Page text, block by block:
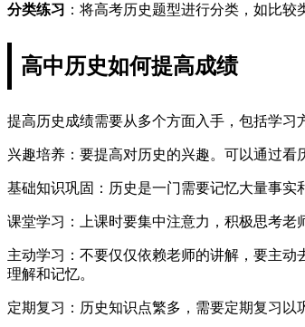
分类练习 ：将高考历史题型进行分类，如比
高中历史如何提高成绩
提高历史成绩需要从多个方面入手，包括学习
兴趣培养：要提高对历史的兴趣。可以通过看
基础知识巩固：历史是一门需要记忆大量事实
课堂学习：上课时要集中注意力，积极思考老
主动学习：不要仅仅依赖老师的讲解，要主
理解和记忆。
定期复习：历史知识点繁多，需要定期复习以